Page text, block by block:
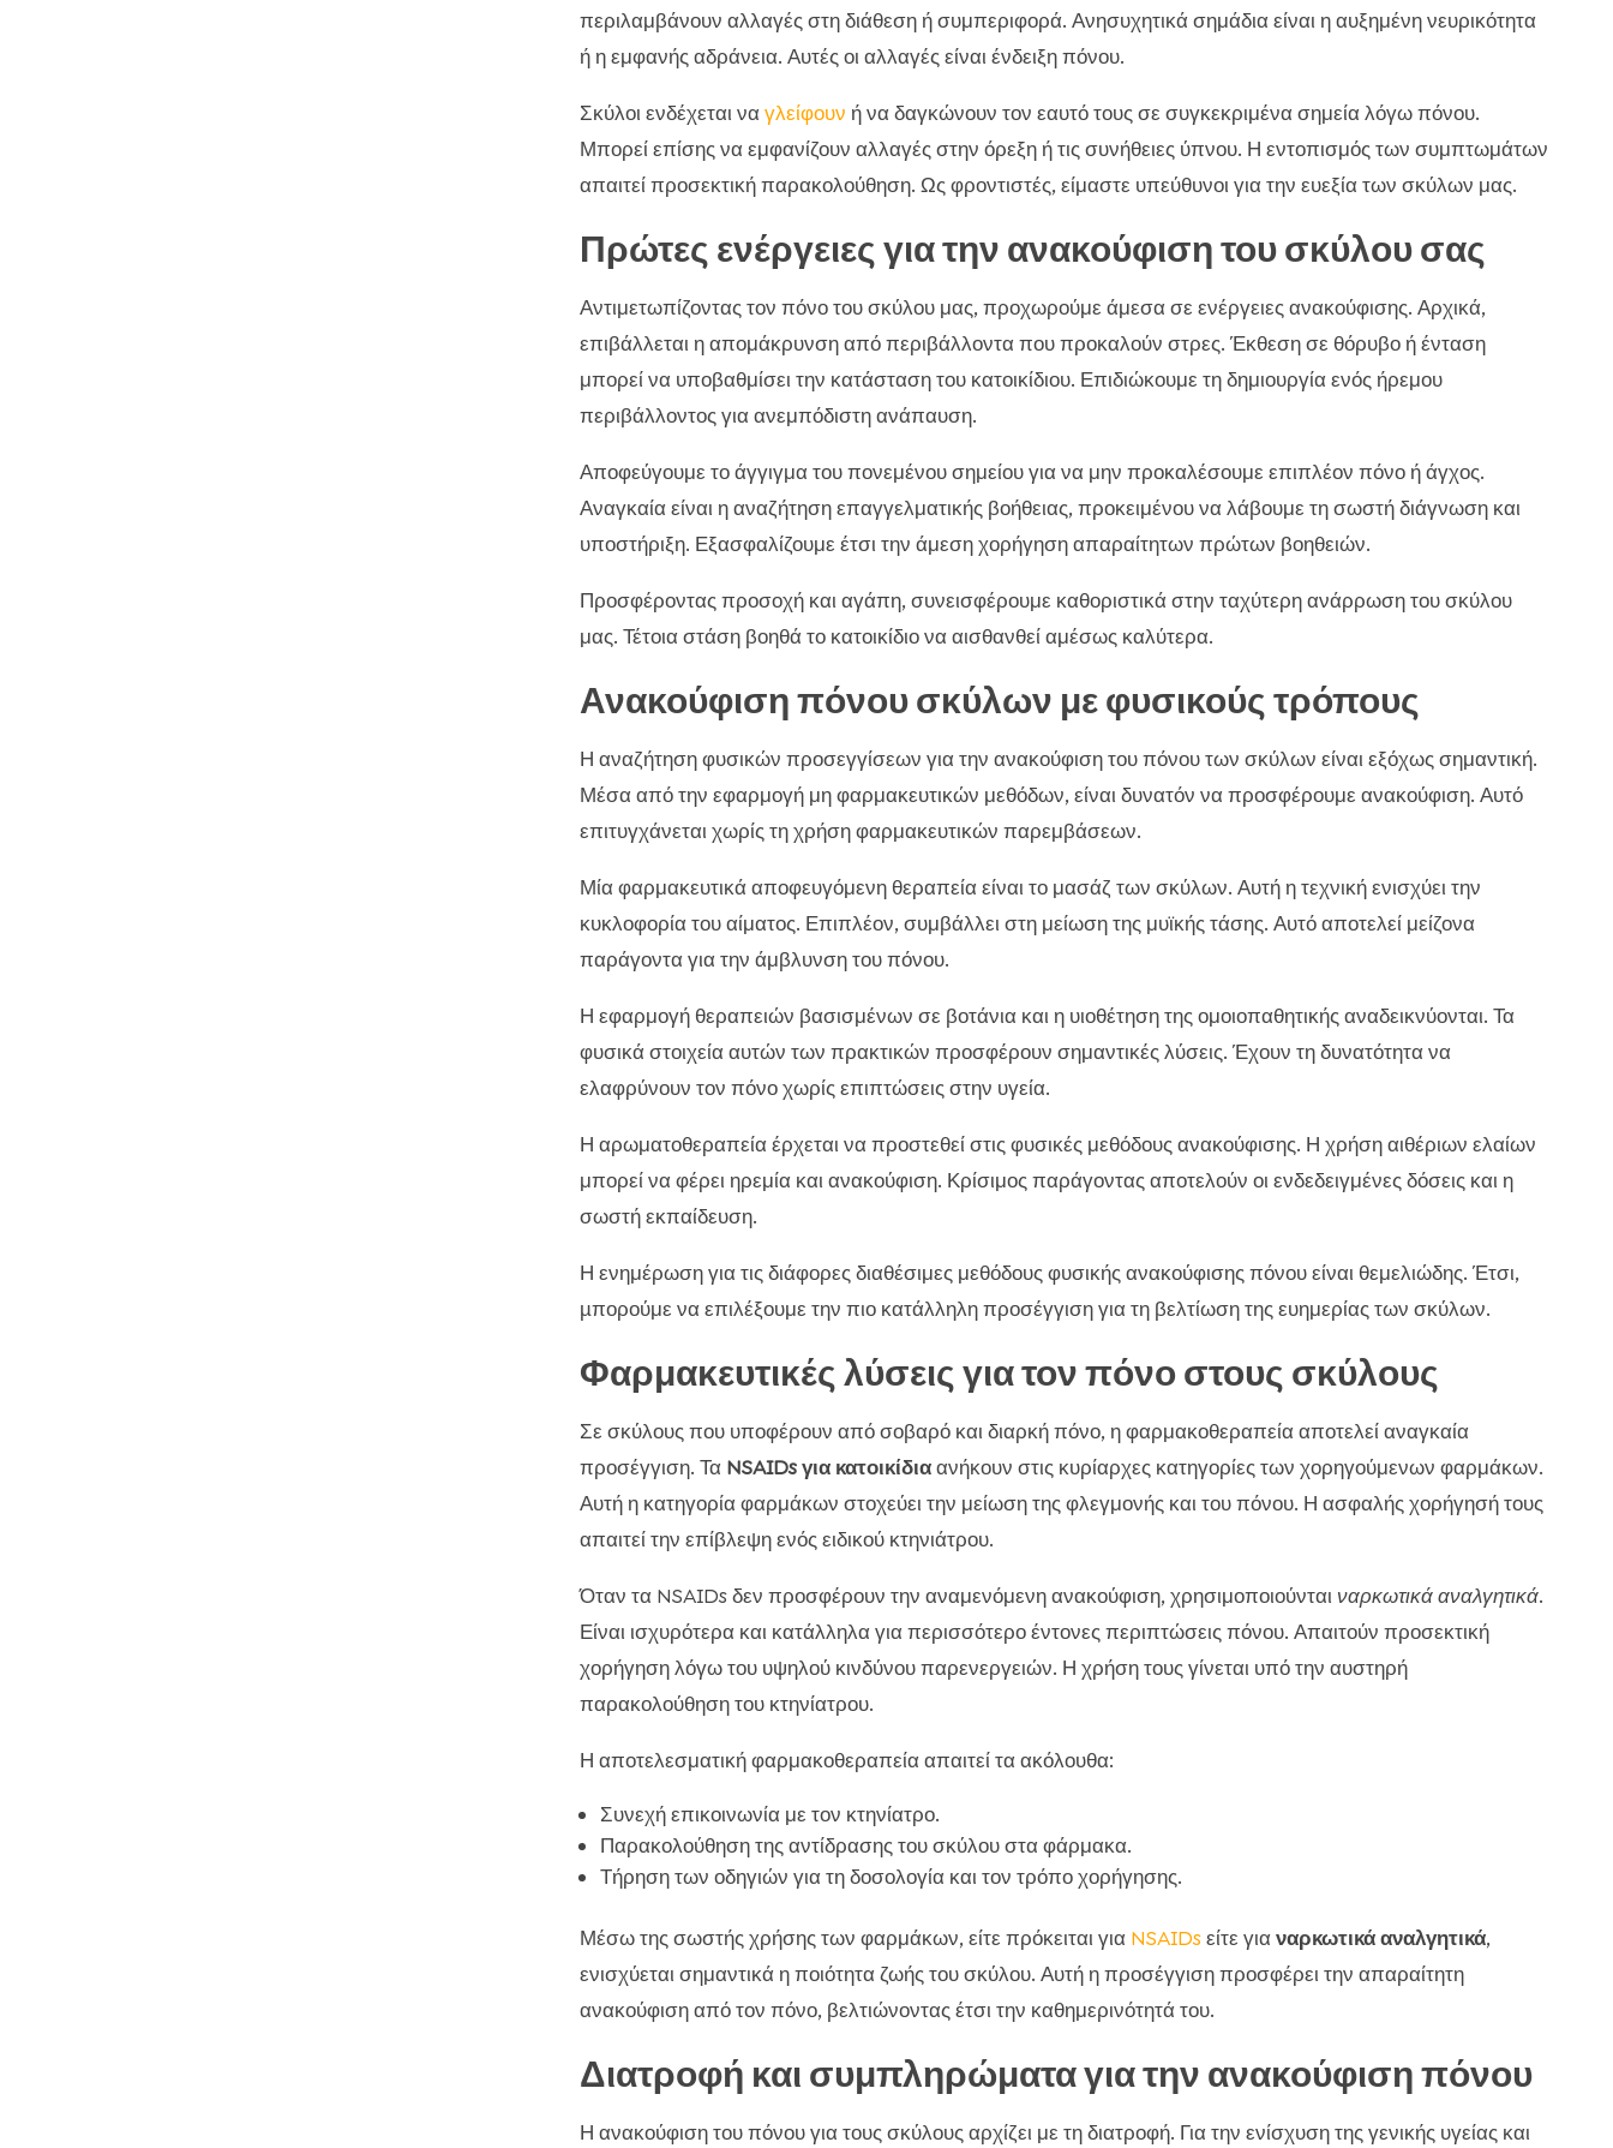
περιλαμβάνουν αλλαγές στη διάθεση ή συμπεριφορά. Ανησυχητικά σημάδια είναι η αυξημένη νευρικότητα
ή η εμφανής αδράνεια. Αυτές οι αλλαγές είναι ένδειξη πόνου.
Σκύλοι ενδέχεται ναγλείφουν ή να δαγκώνουν τον εαυτό τους σε συγκεκριμένα σημεία λόγω πόνου.
Μπορεί επίσης να εμφανίζουν αλλαγές στην όρεξη ή τις συνήθειες ύπνου. Η εντοπισμός των συμπτωμάτων
απαιτεί προσεκτική παρακολούθηση. Ως φροντιστές, είμαστε υπεύθυνοι για την ευεξία των σκύλων μας.
Πρώτες ενέργειες για την ανακούφιση του σκύλου σας
Αντιμετωπίζοντας τον πόνο του σκύλου μας, προχωρούμε άμεσα σε ενέργειες ανακούφισης. Αρχικά,
επιβάλλεται η απομάκρυνση από περιβάλλοντα που προκαλούν στρες. Έκθεση σε θόρυβο ή ένταση
μπορεί να υποβαθμίσει την κατάσταση του κατοικίδιου. Επιδιώκουμε τη δημιουργία ενός ήρεμου
περιβάλλοντος για ανεμπόδιστη ανάπαυση.
Αποφεύγουμε το άγγιγμα του πονεμένου σημείου για να μην προκαλέσουμε επιπλέον πόνο ή άγχος.
Αναγκαία είναι η αναζήτηση επαγγελματικής βοήθειας, προκειμένου να λάβουμε τη σωστή διάγνωση και
υποστήριξη. Εξασφαλίζουμε έτσι την άμεση χορήγηση απαραίτητων πρώτων βοηθειών.
Προσφέροντας προσοχή και αγάπη, συνεισφέρουμε καθοριστικά στην ταχύτερη ανάρρωση του σκύλου
μας. Τέτοια στάση βοηθά το κατοικίδιο να αισθανθεί αμέσως καλύτερα.
Ανακούφιση πόνου σκύλων με φυσικούς τρόπους
Η αναζήτηση φυσικών προσεγγίσεων για την ανακούφιση του πόνου των σκύλων είναι εξόχως σημαντική.
Μέσα από την εφαρμογή μη φαρμακευτικών μεθόδων, είναι δυνατόν να προσφέρουμε ανακούφιση. Αυτό
επιτυγχάνεται χωρίς τη χρήση φαρμακευτικών παρεμβάσεων.
Μία φαρμακευτικά αποφευγόμενη θεραπεία είναι το μασάζ των σκύλων. Αυτή η τεχνική ενισχύει την
κυκλοφορία του αίματος. Επιπλέον, συμβάλλει στη μείωση της μυϊκής τάσης. Αυτό αποτελεί μείζονα
παράγοντα για την άμβλυνση του πόνου.
Η εφαρμογή θεραπειών βασισμένων σε βοτάνια και η υιοθέτηση της ομοιοπαθητικής αναδεικνύονται. Τα
φυσικά στοιχεία αυτών των πρακτικών προσφέρουν σημαντικές λύσεις. Έχουν τη δυνατότητα να
ελαφρύνουν τον πόνο χωρίς επιπτώσεις στην υγεία.
Η αρωματοθεραπεία έρχεται να προστεθεί στις φυσικές μεθόδους ανακούφισης. Η χρήση αιθέριων ελαίων
μπορεί να φέρει ηρεμία και ανακούφιση. Κρίσιμος παράγοντας αποτελούν οι ενδεδειγμένες δόσεις και η
σωστή εκπαίδευση.
Η ενημέρωση για τις διάφορες διαθέσιμες μεθόδους φυσικής ανακούφισης πόνου είναι θεμελιώδης. Έτσι,
µπορούμε να επιλέξουμε την πιο κατάλληλη προσέγγιση για τη βελτίωση της ευημερίας των σκύλων.
Φαρμακευτικές λύσεις για τον πόνο στους σκύλους
Σε σκύλους που υποφέρουν από σοβαρό και διαρκή πόνο, η φαρμακοθεραπεία αποτελεί αναγκαία
προσέγγιση. Τα NSAIDs για κατοικίδιαανήκουν στις κυρίαρχες κατηγορίες των χορηγούμενων φαρμάκων.
Αυτή η κατηγορία φαρμάκων στοχεύει την μείωση της φλεγμονής και του πόνου. Η ασφαλής χορήγησή τους
απαιτεί την επίβλεψη ενός ειδικού κτηνιάτρου.
Όταν τα NSAIDs δεν προσφέρουν την αναμενόμενη ανακούφιση, χρησιμοποιούνται ναρκωτικά αναλγητικά.
Είναι ισχυρότερα και κατάλληλα για περισσότερο έντονες περιπτώσεις πόνου. Απαιτούν προσεκτική
χορήγηση λόγω του υψηλού κινδύνου παρενεργειών. Η χρήση τους γίνεται υπό την αυστηρή
παρακολούθηση του κτηνίατρου.
Η αποτελεσματική φαρμακοθεραπεία απαιτεί τα ακόλουθα:
Συνεχή επικοινωνία με τον κτηνίατρο.
Παρακολούθηση της αντίδρασης του σκύλου στα φάρμακα.
Τήρηση των οδηγιών για τη δοσολογία και τον τρόπο χορήγησης.
Μέσω της σωστής χρήσης των φαρμάκων, είτε πρόκειται για NSAIDsείτε γιαναρκωτικά αναλγητικά,
ενισχύεται σημαντικά η ποιότητα ζωής του σκύλου. Αυτή η προσέγγιση προσφέρει την απαραίτητη
ανακούφιση από τον πόνο, βελτιώνοντας έτσι την καθημερινότητά του.
Διατροφή και συμπληρώματα για την ανακούφιση πόνου
Η ανακούφιση του πόνου για τους σκύλους αρχίζει με τη διατροφή. Για την ενίσχυση της γενικής υγείας και